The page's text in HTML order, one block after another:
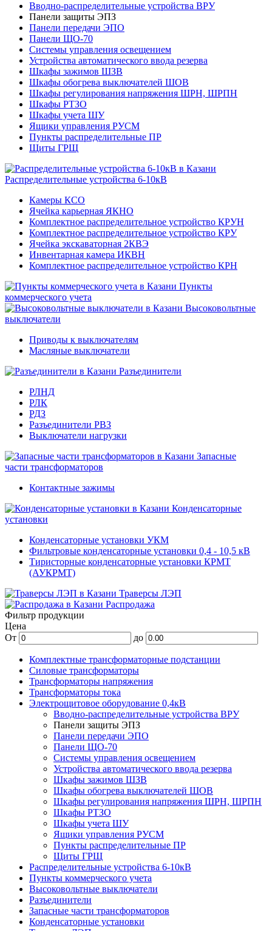
Вводно-распределительные устройства ВРУ
Панели защиты ЭПЗ
Панели передачи ЭПО
Панели ЩО-70
Системы управления освещением
Устройства автоматического ввода резерва
Шкафы зажимов ШЗВ
Шкафы обогрева выключателей ШОВ
Шкафы регулирования напряжения ШРН, ШРПН
Шкафы РТЗО
Шкафы учета ШУ
Ящики управления РУСМ
Пункты распределительные ПР
Щиты ГРЩ
Распределительные устройства 6-10кВ
Камеры КСО
Ячейка карьерная ЯКНО
Комплектное распределительное устройство КРУН
Комплектное распределительное устройство КРУ
Ячейка экскаваторная 2КВЭ
Инвентарная камера ИКВН
Комплектное распределительное устройство КРН
Пункты
коммерческого учета
Высоковольтные
выключатели
Приводы к выключателям
Масляные выключатели
Разъединители
РЛНД
РЛК
РДЗ
Разъединители РВЗ
Выключатели нагрузки
Запасные
части трансформаторов
Контактные зажимы
Конденсаторные
установки
Конденсаторные установки УКМ
Фильтровые конденсаторные установки 0,4 - 10,5 кВ
Тиристорные конденсаторные установки КРМТ
(АУКРМТ)
Траверсы ЛЭП
Распродажа
Фильтр продукции
Цена
От
до
Комплектные трансформаторные подстанции
Силовые трансформаторы
Трансформаторы напряжения
Трансформаторы тока
Электрощитовое оборудование 0,4кВ
Вводно-распределительные устройства ВРУ
Панели защиты ЭПЗ
Панели передачи ЭПО
Панели ЩО-70
Системы управления освещением
Устройства автоматического ввода резерва
Шкафы зажимов ШЗВ
Шкафы обогрева выключателей ШОВ
Шкафы регулирования напряжения ШРН, ШРПН
Шкафы РТЗО
Шкафы учета ШУ
Ящики управления РУСМ
Пункты распределительные ПР
Щиты ГРЩ
Распределительные устройства 6-10кВ
Пункты коммерческого учета
Высоковольтные выключатели
Разъединители
Запасные части трансформаторов
Конденсаторные установки